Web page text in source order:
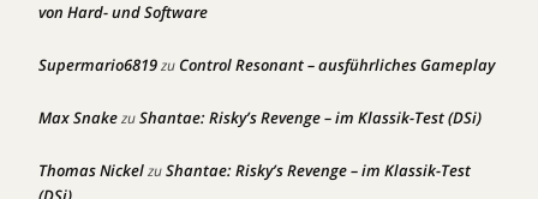
von Hard- und Software
Supermario6819zuControl Resonant – ausführliches Gameplay
Max SnakezuShantae: Risky’s Revenge – im Klassik-Test (DSi)
Thomas NickelzuShantae: Risky’s Revenge – im Klassik-Test